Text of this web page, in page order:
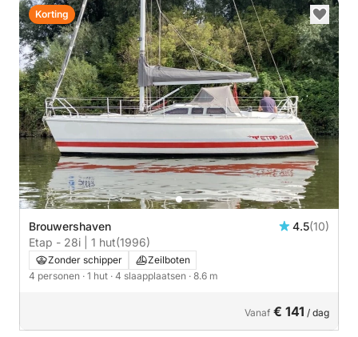
Brouwershaven 4.5(10)
Etap - 28i | 1 hut(1996)
Zonder schipper
Zeilboten
4 personen · 1 hut · 4 slaapplaatsen · 8.6 m
Vanaf € 141 / dag
Korting